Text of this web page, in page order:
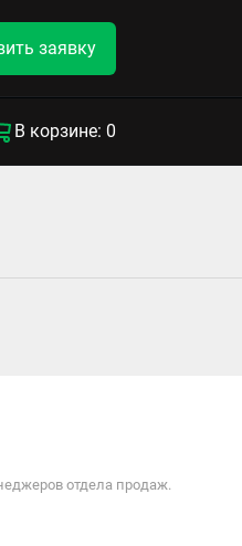
заявку
В корзине: 0
отдела продаж.